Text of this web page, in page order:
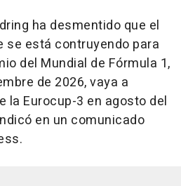
ha desmentido que el
se está contruyendo para
del Mundial de Fórmula 1,
de 2026, vaya a
la Eurocup-3 en agosto del
en un comunicado